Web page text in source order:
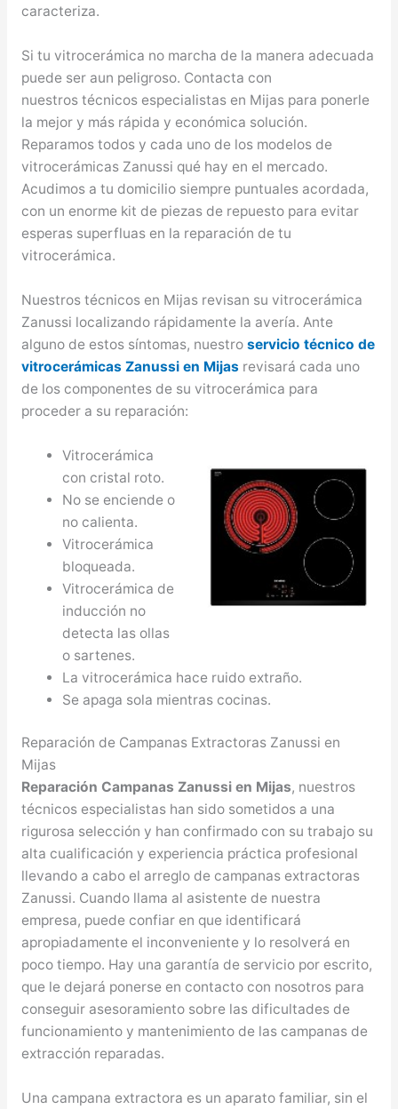
caracteriza.
Si tu vitrocerámica no marcha de la manera adecuada
puede ser aun peligroso. Contacta con
nuestros técnicos especialistas en Mijas para ponerle
la mejor y más rápida y económica solución.
Reparamos todos y cada uno de los modelos de
vitrocerámicas Zanussi qué hay en el mercado.
Acudimos a tu domicilio siempre puntuales acordada,
con un enorme kit de piezas de repuesto para evitar
esperas superfluas en la reparación de tu
vitrocerámica.
Nuestros técnicos en Mijas revisan su vitrocerámica
Zanussi localizando rápidamente la avería. Ante
alguno de estos síntomas, nuestro servicio técnico de
vitrocerámicas Zanussi en Mijasrevisará cada uno
de los componentes de su vitrocerámica para
proceder a su reparación:
Vitrocerámica
con cristal roto.
No se enciende o
no calienta.
Vitrocerámica
bloqueada.
Vitrocerámica de
inducción no
detecta las ollas
o sartenes.
La vitrocerámica hace ruido extraño.
Se apaga sola mientras cocinas.
Reparación de Campanas Extractoras Zanussi en
Mijas
Reparación Campanas Zanussi en Mijas, nuestros
técnicos especialistas han sido sometidos a una
rigurosa selección y han confirmado con su trabajo su
alta cualificación y experiencia práctica profesional
llevando a cabo el arreglo de campanas extractoras
Zanussi. Cuando llama al asistente de nuestra
empresa, puede confiar en que identificará
apropiadamente el inconveniente y lo resolverá en
poco tiempo. Hay una garantía de servicio por escrito,
que le dejará ponerse en contacto con nosotros para
conseguir asesoramiento sobre las dificultades de
funcionamiento y mantenimiento de las campanas de
extracción reparadas.
Una campana extractora es un aparato familiar, sin el